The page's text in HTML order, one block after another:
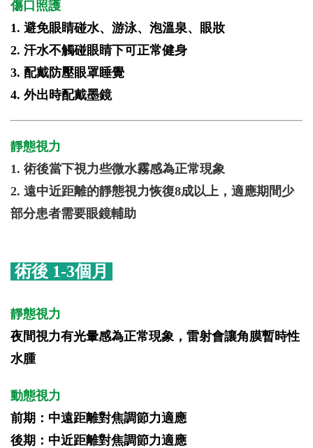
傷口照護
1. 避免眼睛碰水、游泳、泡溫泉、眼妝​
2. 汗水不觸碰眼睛下可正常健身​
3. 配戴防壓眼罩睡覺
4. 外出時配戴墨鏡
靜態視力
1. 術後當下視力些微水霧感為正常現象
2. 遠中近距離的靜態視力恢復8成以上，適應期間少
部分患者需要眼鏡輔助
術後 1-3個月
靜態視力
夜間視力有光暈感為正常現象，雷射會讓角膜暫時性
水腫
動態視力
前期：中遠距離對焦調節力適應
後期：中近距離對焦調節力適應